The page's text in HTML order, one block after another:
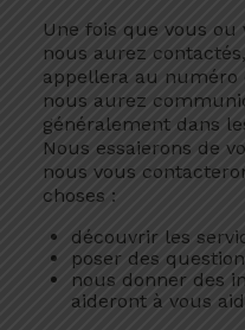
Une fois que vous
nous aurez
appellera au numéro
nous aurez
généralement dans
Nous essaierons de
nous vous
choses :
découvrir les
poser des
nous donner des
aideront à vous